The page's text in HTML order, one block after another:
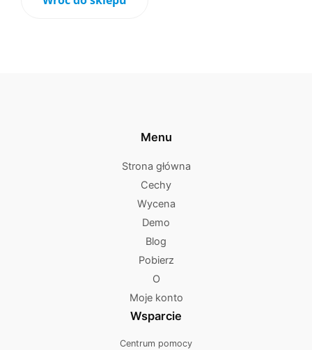
Menu
Strona główna
Cechy
Wycena
Demo
Blog
Pobierz
O
Moje konto
Wsparcie
Centrum pomocy